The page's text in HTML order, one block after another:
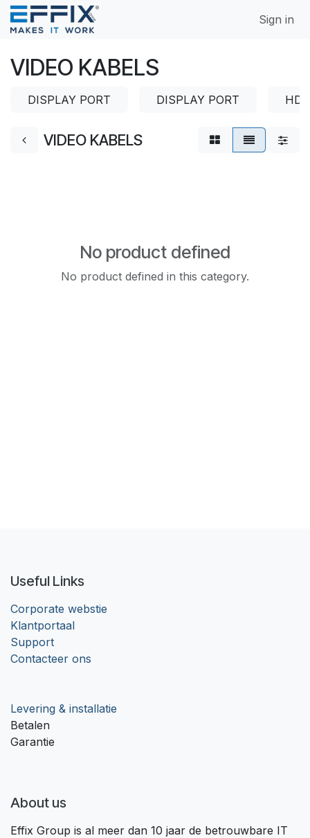
Skip to Content
Sign in
VIDEO KABELS
DISPLAY PORT DISPLAY PORT
VIDEO KABELS
No product defined
No product defined in this category.
Useful Links
Corporate webstie
Klantportaal
Support
Contacteer ons
Levering & installatie
Betalen
Garantie
About us
Effix Group is al meer dan 10 jaar de betrouwbare IT